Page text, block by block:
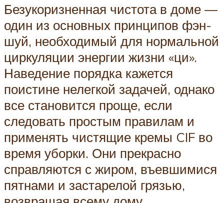
Безукоризненная чистота в доме —
один из основных принципов фэн-
шуй, необходимый для нормальной
циркуляции энергии жизни «ци».
Наведение порядка кажется
поистине нелегкой задачей, однако
все становится проще, если
следовать простым правилам и
применять чистящие кремы CIF во
время уборки. Они прекрасно
справляются с жиром, въевшимися
пятнами и застарелой грязью,